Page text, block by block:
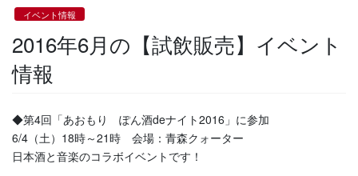
イベント情報
2016年6月の【試飲販売】イベント
情報
◆第4回「あおもり ぽん酒deナイト2016」に参加
6/4（土）18時～21時 会場：青森クォーター
日本酒と音楽のコラボイベントです！